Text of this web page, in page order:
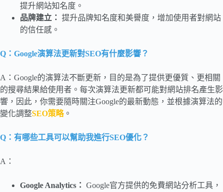
提升網站知名度。
品牌建立： 提升品牌知名度和美譽度，增加使用者對網站
的信任感。
Q：Google演算法更新對SEO有什麼影響？
A：Google的演算法不斷更新，目的是為了提供更優質、更相關
的搜尋結果給使用者。每次演算法更新都可能對網站排名產生影
響，因此，你需要隨時關注Google的最新動態，並根據演算法的
變化調整SEO策略。
Q：有哪些工具可以幫助我進行SEO優化？
A：
Google Analytics ： Google官方提供的免費網站分析工具，